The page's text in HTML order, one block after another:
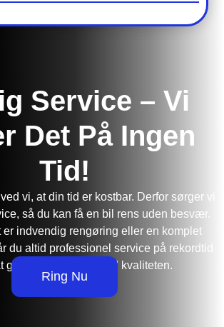
Service – Vi
Det På Ingen
Tid!
vi, at din tid er kostbar. Derfor sørger vi
så du kan få en bil rens uden besvær.
er indvendig rengøring eller en komplet
du altid professionel service på rekordtid
gå på kompromis med kvaliteten.
Ring Nu